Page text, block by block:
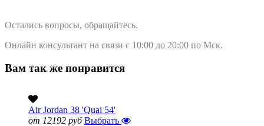
Остались вопросы, обращайтесь.
Онлайн консультант на связи с 10:00 до 20:00 по Мск.
Вам так же понравится
Air Jordan 38 'Quai 54'
от 12192 руб Выбрать